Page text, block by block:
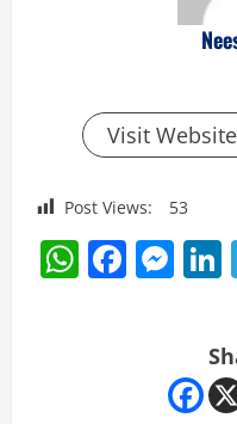
Visit Website
Post Views: 53